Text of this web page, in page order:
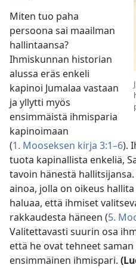
Miten tuo paha
persoona sai maailman
hallintaansa?
Ihmiskunnan historian
alussa eräs enkeli
kapinoi Jumalaa vastaan
ja yllytti myös
ensimmäistä ihmisparia
kapinoimaan
(1. Mooseksen kirja 3:1–6).
tuota kapinallista enkeliä,
tavoin hänestä
ainoa, jolla on oikeus
haluaa, että ihmiset
rakkaudesta häneen (5.
Valitettavasti suurin osa
että he ovat tehneet
ensimmäinen ihmispari.